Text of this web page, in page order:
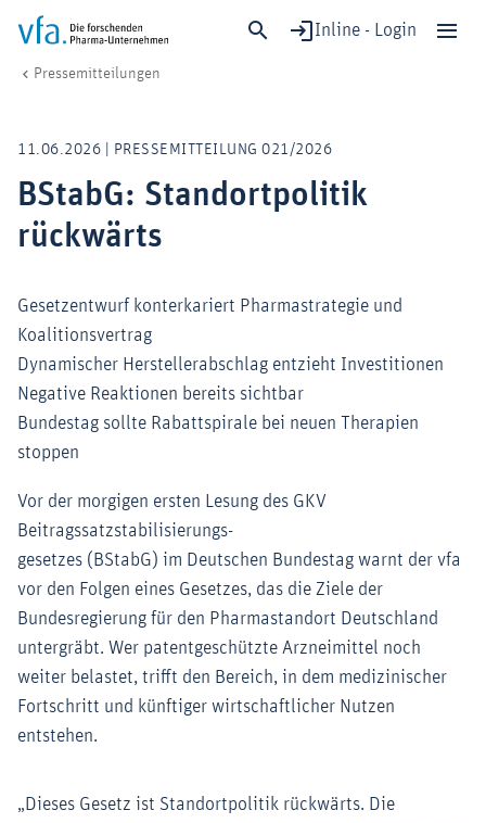
Inline - Login
Forschung & Entwicklung
Gesundheit & Versorgung
Wirtschaft & Standort
Digitalisierung & KI
Mitglied werden!
Medien
Pressemitteilungen
11.06.2026 | PRESSEMITTEILUNG 021/2026
BStabG: Standortpolitik
rückwärts
Gesetzentwurf konterkariert Pharmastrategie und
Koalitionsvertrag
Dynamischer Herstellerabschlag entzieht Investitionen
Negative Reaktionen bereits sichtbar
Bundestag sollte Rabattspirale bei neuen Therapien
stoppen
Vor der morgigen ersten Lesung des GKV
Beitragssatzstabilisierungs-
gesetzes (BStabG) im Deutschen Bundestag warnt der vfa
vor den Folgen eines Gesetzes, das die Ziele der
Bundesregierung für den Pharmastandort Deutschland
untergräbt. Wer patentgeschützte Arzneimittel noch
weiter belastet, trifft den Bereich, in dem medizinischer
Fortschritt und künftiger wirtschaftlicher Nutzen
entstehen.
„Dieses Gesetz ist Standortpolitik rückwärts. Die